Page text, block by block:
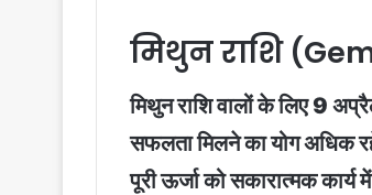
मिथुन राशि
मिथुन राशि वालों के लिए 9
सफलता मिलने का योग अधिक
पूरी ऊर्जा को सकारात्मक